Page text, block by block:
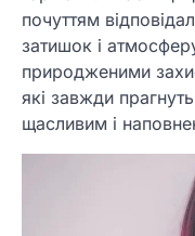
почуттям
затишок і
природженими
які завжди
щасливим і